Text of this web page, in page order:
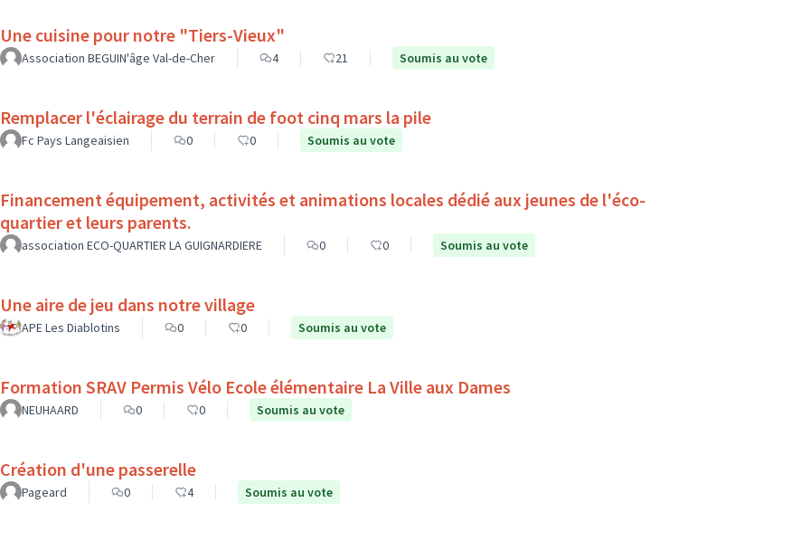
Une cuisine pour notre "Tiers-Vieux"
Association BEGUIN'âge Val-de-Cher 4 21 Soumis au vote
Remplacer l'éclairage du terrain de foot cinq mars la pile
Fc Pays Langeaisien 0 0 Soumis au vote
Financement équipement, activités et animations locales dédié aux jeunes de l'éco-
quartier et leurs parents.
association ECO-QUARTIER LA GUIGNARDIERE 0 0 Soumis au vote
Une aire de jeu dans notre village
APE Les Diablotins 0 0 Soumis au vote
Formation SRAV Permis Vélo Ecole élémentaire La Ville aux Dames
NEUHAARD 0 0 Soumis au vote
Création d'une passerelle
Pageard 0 4 Soumis au vote